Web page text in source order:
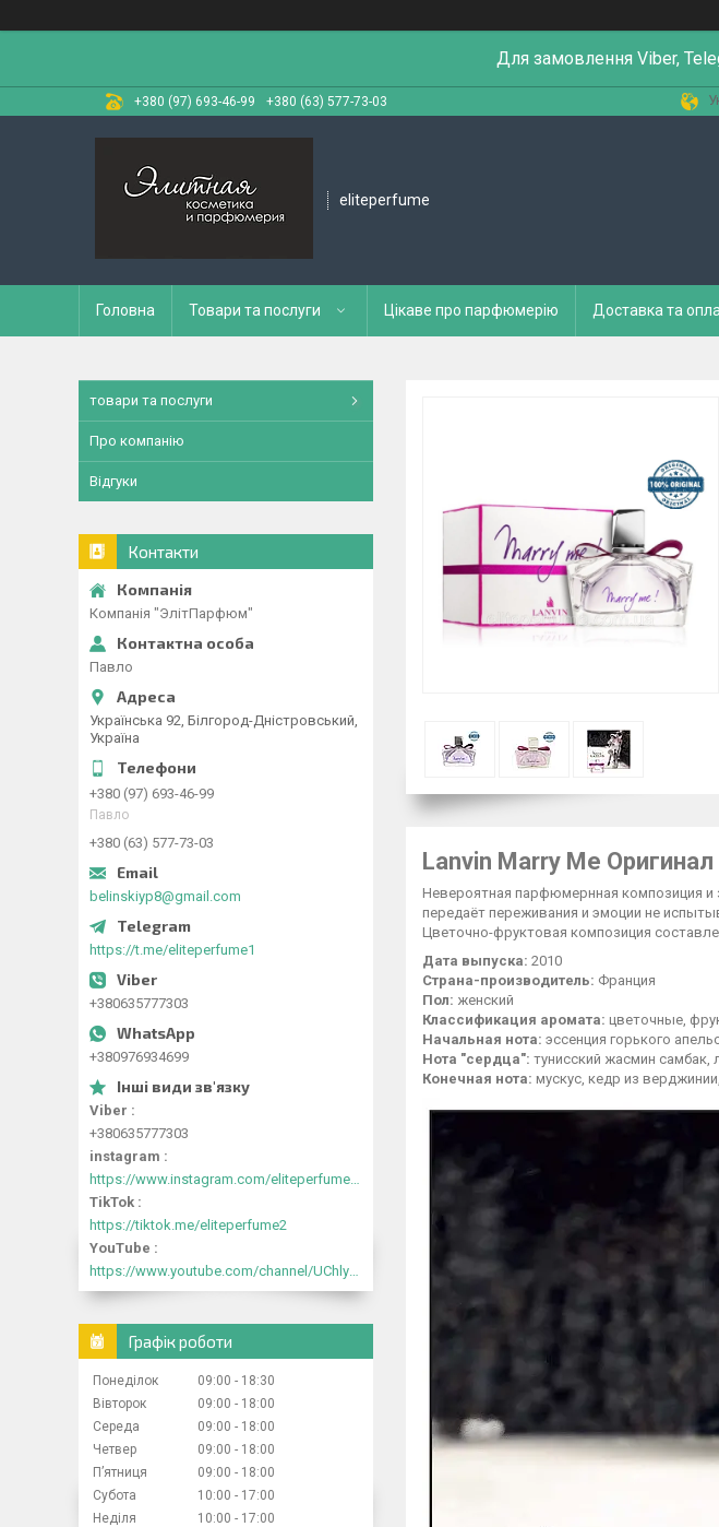
Для замовлення Viber,
+380 (97) 693-46-99 +380 (63) 577-73-03
eliteperfume
Головна Товари та послуги Цікаве про парфюмерію Доставка та
Lanvin Marry Me Оригинал
Невероятная парфюмернная композиция
передаёт переживания и эмоции не
Цветочно-фруктовая композиция
Дата выпуска: 2010
Страна-производитель: Франция
Пол: женский
Классификация аромата: цветочные,
Начальная нота: эссенция горького
Нота "сердца": тунисский жасмин самбак,
Конечная нота: мускус, кедр из
товари та послуги
Про компанію
Відгуки
Контакти
Компанія "ЭлітПарфюм"
Павло
Українська 92, Білгород-Дністровський,
Україна
+380 (97) 693-46-99
Павло
+380 (63) 577-73-03
belinskiyp8@gmail.com
https://t.me/eliteperfume1
+380635777303
+380976934699
Viber
+380635777303
instagram
https://www.instagram.com/eliteperfume2030/
TikTok
https://tiktok.me/eliteperfume2
YouTube
https://www.youtube.com/channel/UChlyrHV155UsxbND9N3hYJA
Графік роботи
Понеділок 09:00
18:30
Вівторок
09:00
18:00
Середа
09:00
18:00
Четвер
09:00
18:00
Пʼятниця
09:00
18:00
Субота
10:00
17:00
Неділя
10:00 17:00